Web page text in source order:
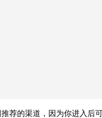
荐的渠道，因为你进入后